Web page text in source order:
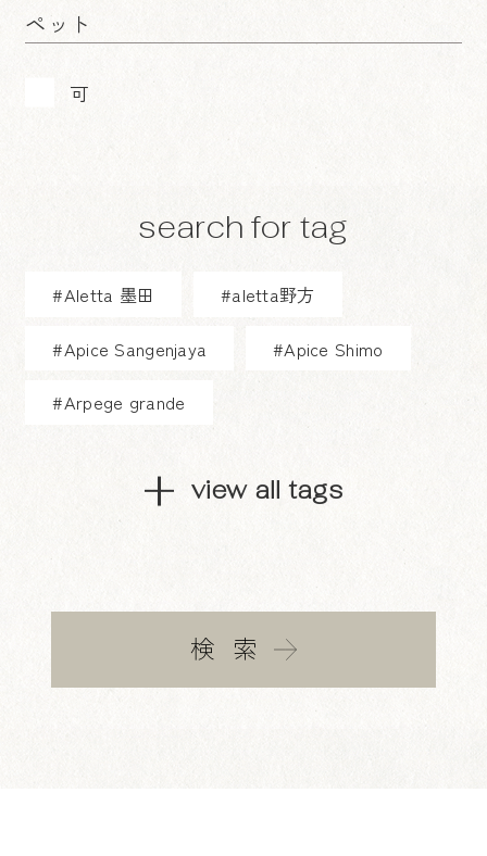
ペット
可
search for tag
view all tags
#Aletta 墨田 #aletta野方
#Apice Sangenjaya #Apice Shimo
#Arpege grande
検索